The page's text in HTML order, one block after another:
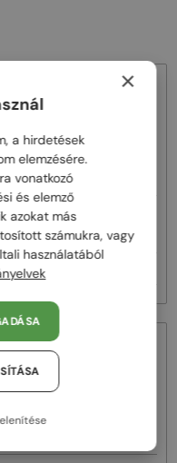
—Napszemüvegek
- 001 - 53
000 Ft
-11%
×
a hirdetések
elemzésére.
vonatkozó
és elemző
azokat más
számukra, vagy
használatából